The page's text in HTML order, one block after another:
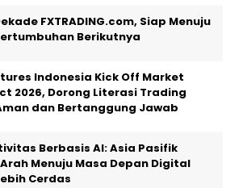
FXTRADING.com, Siap Menuju
Berikutnya
Indonesia Kick Off Market
2026, Dorong Literasi Trading
dan Bertanggung Jawab
Berbasis AI: Asia Pasifik
Menuju Masa Depan Digital
Cerdas